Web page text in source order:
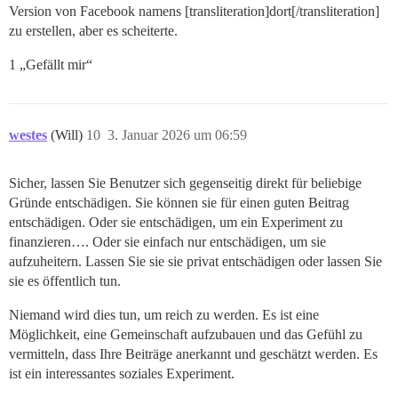
Version von Facebook namens [transliteration]dort[/transliteration]
zu erstellen, aber es scheiterte.
1 „Gefällt mir“
westes (Will) 3. Januar 2026 um 06:59
10
Sicher, lassen Sie Benutzer sich gegenseitig direkt für beliebige
Gründe entschädigen. Sie können sie für einen guten Beitrag
entschädigen. Oder sie entschädigen, um ein Experiment zu
finanzieren…. Oder sie einfach nur entschädigen, um sie
aufzuheitern. Lassen Sie sie sie privat entschädigen oder lassen Sie
sie es öffentlich tun.
Niemand wird dies tun, um reich zu werden. Es ist eine
Möglichkeit, eine Gemeinschaft aufzubauen und das Gefühl zu
vermitteln, dass Ihre Beiträge anerkannt und geschätzt werden. Es
ist ein interessantes soziales Experiment.